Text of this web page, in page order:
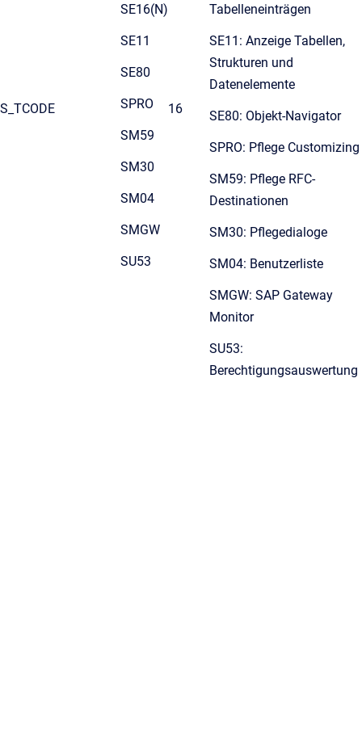
S_TCODE
SE16(N)
SE11
SE80
SPRO
SM59
SM30
SM04
SMGW
SU53
16
Tabelleneinträgen
SE11: Anzeige Tabellen,
Strukturen und
Datenelemente
SE80: Objekt-Navigator
SPRO: Pflege Customizing
SM59: Pflege RFC-
Destinationen
SM30: Pflegedialoge
SM04: Benutzerliste
SMGW: SAP Gateway
Monitor
SU53:
Berechtigungsauswertung